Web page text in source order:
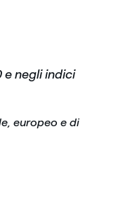
e negli indici
europeo e di